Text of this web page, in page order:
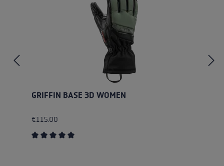
GRIFFIN BASE 3D WOMEN
€115.00